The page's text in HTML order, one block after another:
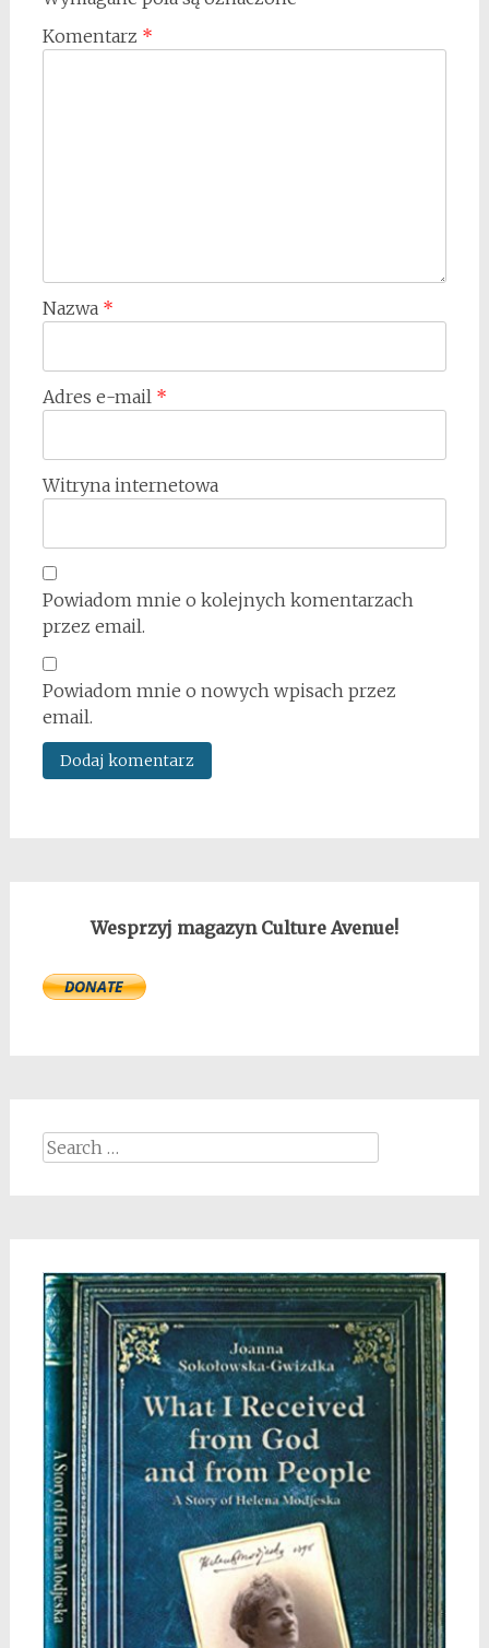
Komentarz *
Nazwa *
Adres e-mail *
Witryna internetowa
Powiadom mnie o kolejnych komentarzach
przez email.
Powiadom mnie o nowych wpisach przez
email.
Wesprzyj magazyn Culture Avenue!
Search